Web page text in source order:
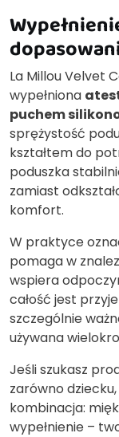
La Millou Velvet
wypełniona
puchem
sprężystość
kształtem do
poduszka
zamiast
komfort.
W praktyce
pomaga w
wspiera
całość jest
szczególnie
używana
Jeśli szukasz
zarówno
kombinacja:
wypełnienie –